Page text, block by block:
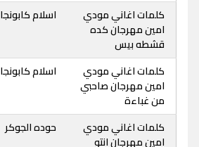
كلمات اغاني مودي
امين مهرجان كده
قشطه بيس
اسلام كابونجا
كلمات اغاني مودي
امين مهرجان صاحبي
من غباءة
اسلام كابونجا
كلمات اغاني مودي
امين مهرجان انتو
حوده الجوكر